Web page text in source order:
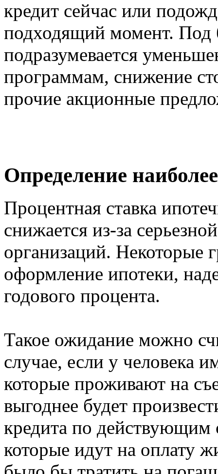
кредит сейчас или
подходящий момент.
подразумевается
программам, снижение
прочие акционные
Определение
Процентная ставка
снижается из-за
организаций. Некоторые
оформление ипотеки,
годового процента.
Такое ожидание можно
случае, если у человека
которые проживают на
выгоднее будет
кредита по действующим
которые идут на оплату